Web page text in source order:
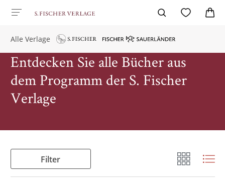
Alle Verlage
Entdecken Sie alle Bücher aus
dem Programm der S. Fischer
Verlage
Filter